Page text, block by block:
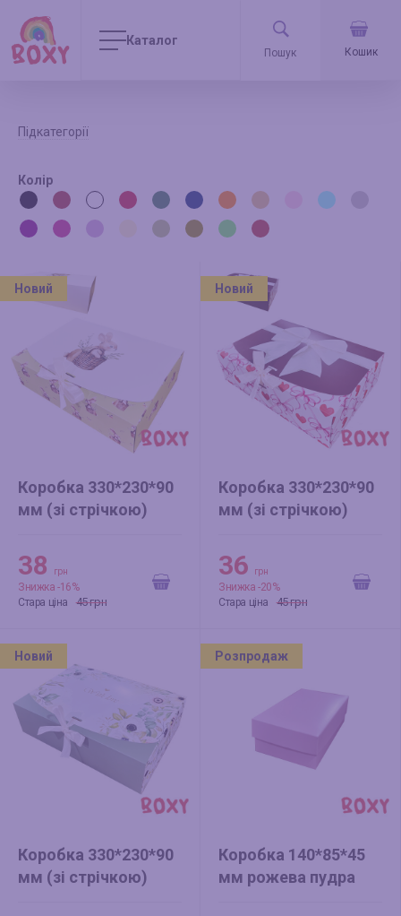
Каталог
Кошик
Підкатегорії
Колір
Новий
Коробка 330*230*90
мм (зі стрічкою)
38 грн
Знижка -16%
Стара ціна
45 грн
Новий
Коробка 330*230*90
мм (зі стрічкою)
36 грн
Знижка -20%
Стара ціна
45 грн
Новий
Коробка 330*230*90
мм (зі стрічкою)
Розпродаж
Коробка 140*85*45
мм рожева пудра